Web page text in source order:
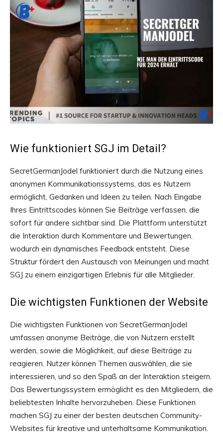
Wie funktioniert SGJ im Detail?
SecretGermanJodel funktioniert durch die Nutzung eines
anonymen Kommunikationssystems, das es Nutzern
ermöglicht, Gedanken und Ideen zu teilen. Nach Eingabe
Ihres Eintrittscodes können Sie Beiträge verfassen, die
sofort für andere sichtbar sind. Die Plattform unterstützt
die Interaktion durch Kommentare und Bewertungen,
wodurch ein dynamisches Feedback entsteht. Diese
Struktur fördert den Austausch von Meinungen und macht
SGJ zu einem einzigartigen Erlebnis für alle Mitglieder.
Die wichtigsten Funktionen der Website
Die wichtigsten Funktionen von SecretGermanJodel
umfassen anonyme Beiträge, die von Nutzern erstellt
werden, sowie die Möglichkeit, auf diese Beiträge zu
reagieren. Nutzer können Themen auswählen, die sie
interessieren, und so den Spaß an der Interaktion steigern.
Das Bewertungssystem ermöglicht es den Mitgliedern, die
beliebtesten Inhalte hervorzuheben. Diese Funktionen
machen SGJ zu einer der besten deutschen Community-
Websites für kreative und unterhaltsame Kommunikation.